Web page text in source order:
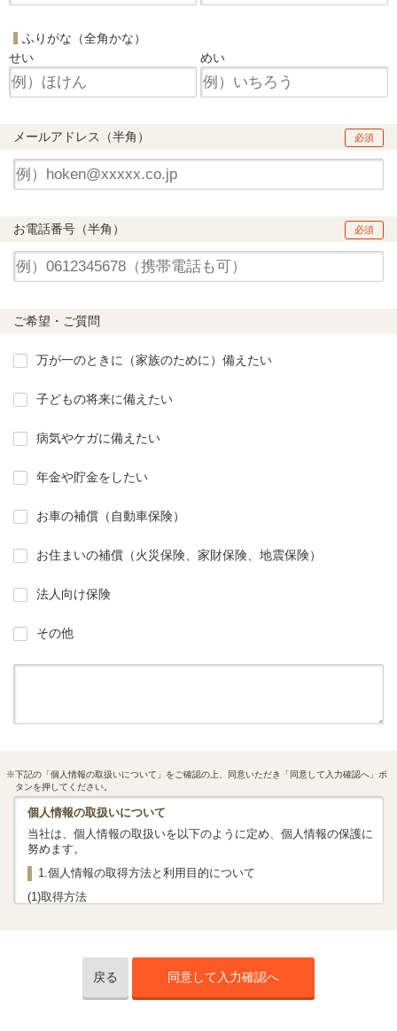
ふりがな（全角かな）
せい
めい
メールアドレス（半角） 必須
お電話番号（半角） 必須
ご希望・ご質問
万が一のときに（家族のために）備えたい
子どもの将来に備えたい
病気やケガに備えたい
年金や貯金をしたい
お車の補償（自動車保険）
お住まいの補償（火災保険、家財保険、地震保険）
法人向け保険
その他
※下記の「個人情報の取扱いについて」をご確認の上、同意いただき「同意して入力確認へ」ボ
タンを押してください。
個人情報の取扱いについて
当社は、個人情報の取扱いを以下のように定め、個人情報の保護に
努めます。
1.個人情報の取得方法と利用目的について
(1)取得方法
報をお聞きいたします。
当社では主に当社ホームページ等を通じて保険商品の資料請求・保
険相談予約・商談（オンライン商談を含む）させていただいた際、
お客さまの個人情報を取得いたしますが、このほか、資料請求はが
戻る 同意して入力確認へ